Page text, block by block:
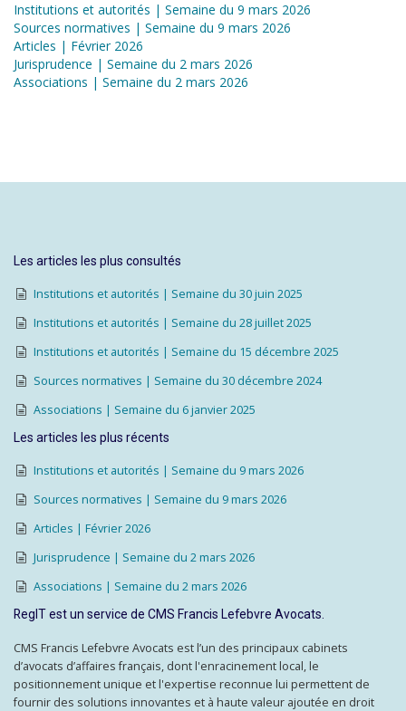
Institutions et autorités | Semaine du 9 mars 2026
Sources normatives | Semaine du 9 mars 2026
Articles | Février 2026
Jurisprudence | Semaine du 2 mars 2026
Associations | Semaine du 2 mars 2026
Les articles les plus consultés
Institutions et autorités | Semaine du 30 juin 2025
Institutions et autorités | Semaine du 28 juillet 2025
Institutions et autorités | Semaine du 15 décembre 2025
Sources normatives | Semaine du 30 décembre 2024
Associations | Semaine du 6 janvier 2025
Les articles les plus récents
Institutions et autorités | Semaine du 9 mars 2026
Sources normatives | Semaine du 9 mars 2026
Articles | Février 2026
Jurisprudence | Semaine du 2 mars 2026
Associations | Semaine du 2 mars 2026
RegIT est un service de CMS Francis Lefebvre Avocats.
CMS Francis Lefebvre Avocats est l’un des principaux cabinets
d’avocats d’affaires français, dont l'enracinement local, le
positionnement unique et l'expertise reconnue lui permettent de
fournir des solutions innovantes et à haute valeur ajoutée en droit